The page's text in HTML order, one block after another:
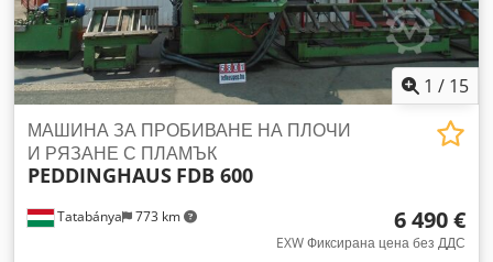
1 / 15
Tatabánya 773 km
МАШИНА ЗА ПРОБИВАНЕ НА ПЛОЧИ
И РЯЗАНЕ С ПЛАМЪК
PEDDINGHAUS FDB 600
6 490 €
EXW Фиксирана цена без ДДС